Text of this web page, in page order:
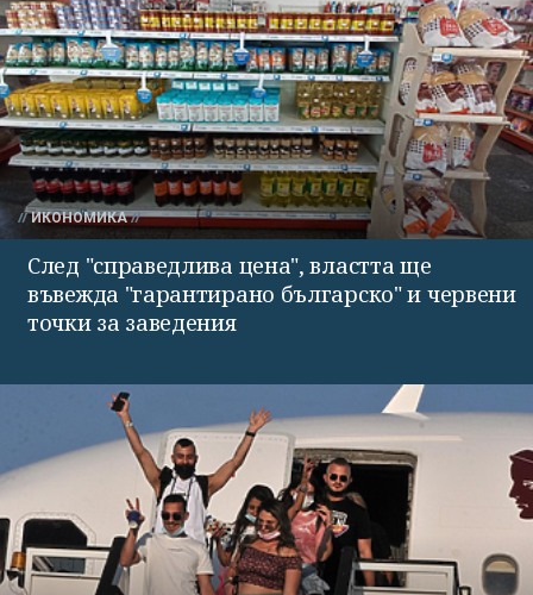
ИКОНОМИКА
След "справедлива цена", властта ще
въвежда "гарантирано българско" и червени
точки за заведения